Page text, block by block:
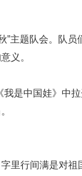
题队会。队员
义。
是中国娃》中拉
行间满是对祖